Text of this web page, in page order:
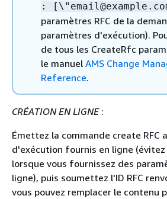
:
paramètres RFC de la
paramètres d'exécution).
de tous les CreateRfc
le manuel AMS Change
Reference.
CRÉATION EN LIGNE:
Émettez la commande create RFC
d'exécution fournis en ligne
lorsque vous fournissez des
ligne), puis soumettez l'ID RFC
vous pouvez remplacer le contenu